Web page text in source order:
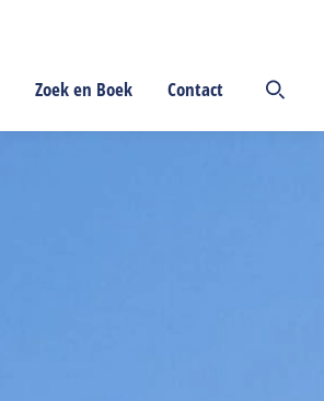
Zoek en Boek Contact